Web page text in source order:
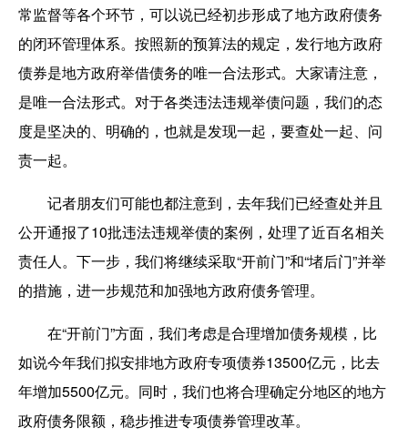
常监督等各个环节，可以说已经初步形成了地方政府债务
的闭环管理体系。按照新的预算法的规定，发行地方政府
债券是地方政府举借债务的唯一合法形式。大家请注意，
是唯一合法形式。对于各类违法违规举债问题，我们的态
度是坚决的、明确的，也就是发现一起，要查处一起、问
责一起。
记者朋友们可能也都注意到，去年我们已经查处并且
公开通报了10批违法违规举债的案例，处理了近百名相关
责任人。下一步，我们将继续采取“开前门”和“堵后门”并举
的措施，进一步规范和加强地方政府债务管理。
在“开前门”方面，我们考虑是合理增加债务规模，比
如说今年我们拟安排地方政府专项债券13500亿元，比去
年增加5500亿元。同时，我们也将合理确定分地区的地方
政府债务限额，稳步推进专项债券管理改革。